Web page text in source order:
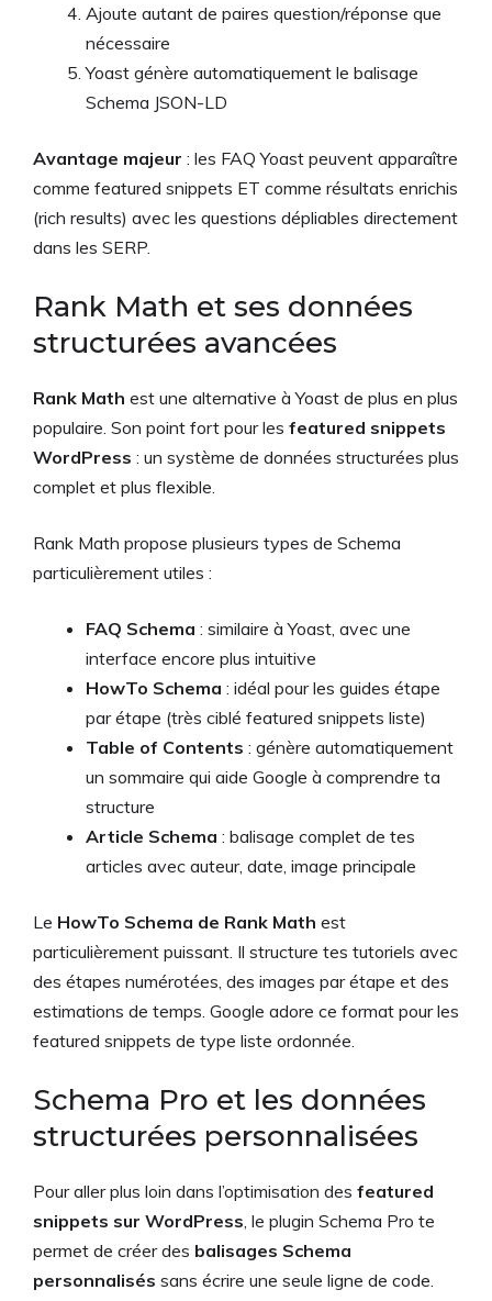
Ajoute autant de paires question/réponse que
nécessaire
Yoast génère automatiquement le balisage
Schema JSON-LD
Avantage majeur : les FAQ Yoast peuvent apparaître
comme featured snippets ET comme résultats enrichis
(rich results) avec les questions dépliables directement
dans les SERP.
Rank Math et ses données
structurées avancées
Rank Math est une alternative à Yoast de plus en plus
populaire. Son point fort pour les featured snippets
WordPress : un système de données structurées plus
complet et plus flexible.
Rank Math propose plusieurs types de Schema
particulièrement utiles :
FAQ Schema : similaire à Yoast, avec une
interface encore plus intuitive
HowTo Schema : idéal pour les guides étape
par étape (très ciblé featured snippets liste)
Table of Contents : génère automatiquement
un sommaire qui aide Google à comprendre ta
structure
Article Schema : balisage complet de tes
articles avec auteur, date, image principale
Le HowTo Schema de Rank Math est
particulièrement puissant. Il structure tes tutoriels avec
des étapes numérotées, des images par étape et des
estimations de temps. Google adore ce format pour les
featured snippets de type liste ordonnée.
Schema Pro et les données
structurées personnalisées
Pour aller plus loin dans l’optimisation des featured
snippets sur WordPress , le plugin Schema Pro te
permet de créer des balisages Schema
personnalisés sans écrire une seule ligne de code.